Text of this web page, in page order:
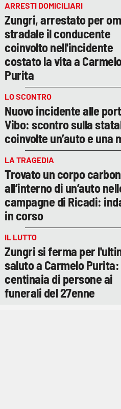
ARRESTI DOMICILIARI
Zungri, arrestato per
stradale il conducente
coinvolto nell'incidente
costato la vita a
Purita
LO SCONTRO
Nuovo incidente alle
Vibo: scontro sulla
coinvolte un’auto e una
LA TRAGEDIA
Trovato un corpo
all’interno di un’auto
campagne di Ricadi:
in corso
IL LUTTO
Zungri si ferma per
saluto a Carmelo Purita:
centinaia di persone ai
funerali del 27enne